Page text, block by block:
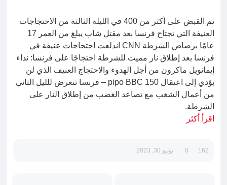
تم القبض على أكثر من 400 في الليلة الثالثة من الاحتجاجات
العنيفة التي تجتاح فرنسا بعد مقتل شاب يبلغ من العمر 17
عامًا برصاص الشرطة CNN اندلعت احتجاجات عنيفة في
فرنسا بعد إطلاق نار مميت للشرطة احتجاجًا على فرنسا: نداء
إيمانويل ماكرون من أجل الهدوء والاحتجاج العنيف الذي لن
يؤدي إلى اعتقال 150 pipo BBC – فرنسا تتعرض للليل الثاني
من أعمال الشغب مع تصاعد الغضب من إطلاق النار على
الشرطة.
اقرأ أكثر
162
0 يونيو 30, 2023